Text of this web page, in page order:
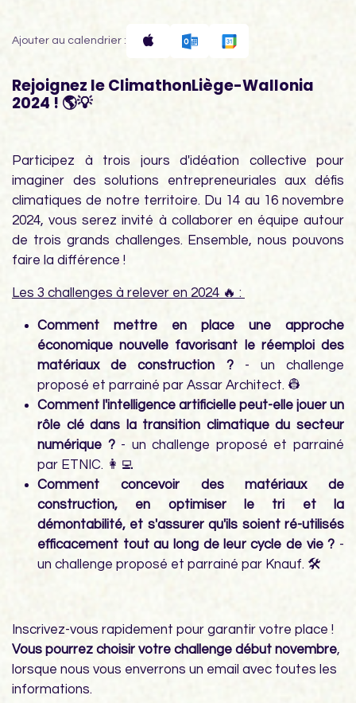
Ajouter au calendrier :
Rejoignez le ClimathonLiège-Wallonia
2024 ! 🌎💡
Participez à trois jours d'idéation collective pour
imaginer des solutions entrepreneuriales aux défis
climatiques de notre territoire. Du 14 au 16 novembre
2024, vous serez invité à collaborer en équipe autour
de trois grands challenges. Ensemble, nous pouvons
faire la différence !
Les 3 challenges à relever en 2024 🔥 :
Comment mettre en place une approche
économique nouvelle favorisant le réemploi des
matériaux de construction ?- un challenge
proposé et parrainé par Assar Architect. 👷
Comment l'intelligence artificielle peut-elle jouer un
rôle clé dans la transition climatique du secteur
numérique ?- un challenge proposé et parrainé
par ETNIC. 👩‍💻
Comment concevoir des matériaux de
construction, en optimiser le tri et la
démontabilité, et s'assurer qu'ils soient ré-utilisés
efficacement tout au long de leur cycle de vie ? -
un challenge proposé et parrainé par Knauf. 🛠️
Inscrivez-vous rapidement pour garantir votre place !
Vous pourrez choisir votre challenge début novembre,
lorsque nous vous enverrons un email avec toutes les
informations.